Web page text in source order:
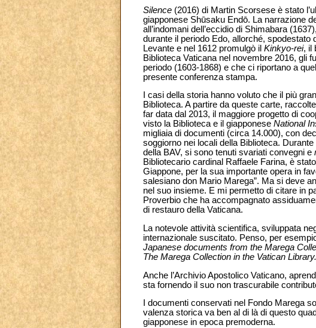
Silence (2016) di Martin Scorsese è stato
giapponese Shūsaku Endō. La narrazione
all’indomani dell’eccidio di Shimabara
durante il periodo Edo, allorché, spodestato
Levante e nel 1612 promulgò il Kinkyo-rei, il
Biblioteca Vaticana nel novembre 2016, gli
periodo (1603-1868) e che ci riportano a
presente conferenza stampa.
I casi della storia hanno voluto che il più
Biblioteca. A partire da queste carte,
far data dal 2013, il maggiore progetto di
visto la Biblioteca e il giapponese National
migliaia di documenti (circa 14.000), con
soggiorno nei locali della Biblioteca.
della BAV, si sono tenuti svariati convegni e
Bibliotecario cardinal Raffaele Farina, è
Giappone, per la sua importante opera in
salesiano don Mario Marega”. Ma si deve
nel suo insieme. E mi permetto di citare in
Proverbio che ha accompagnato
di restauro della Vaticana.
La notevole attività scientifica, sviluppata
internazionale suscitato. Penso, per
Japanese documents from the Marega
The Marega Collection in the Vatican
Anche l’Archivio Apostolico Vaticano,
sta fornendo il suo non trascurabile
I documenti conservati nel Fondo Marega
valenza storica va ben al di là di questo
giapponese in epoca premoderna.